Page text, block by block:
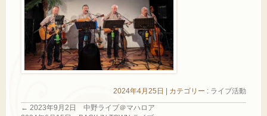
2024年4月25日 カテゴリー : ライブ活動
← 2023年9月2日 中野ライブ＠マハロア